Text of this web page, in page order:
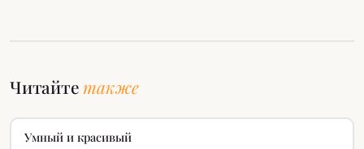
Читайтетакже
Умный и красивый